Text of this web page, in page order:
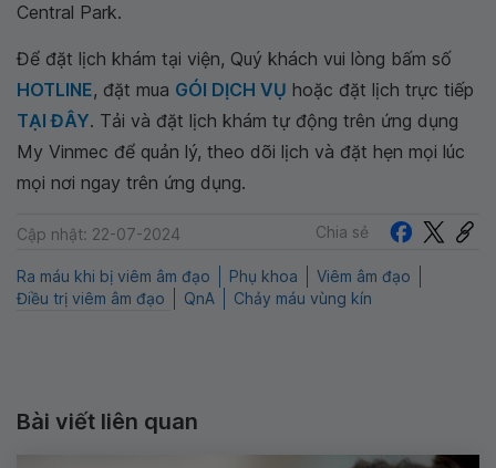
Central Park.
Để đặt lịch khám tại viện, Quý khách vui lòng bấm số
HOTLINE, đặt mua GÓI DỊCH VỤ hoặc đặt lịch trực tiếp
TẠI ĐÂY. Tải và đặt lịch khám tự động trên ứng dụng
My Vinmec để quản lý, theo dõi lịch và đặt hẹn mọi lúc
mọi nơi ngay trên ứng dụng.
Cập nhật: 22-07-2024 Chia sẻ
Ra máu khi bị viêm âm đạo Phụ khoa
Viêm âm đạo
Điều trị viêm âm đạo
QnA Chảy máu vùng kín
Bài viết liên quan